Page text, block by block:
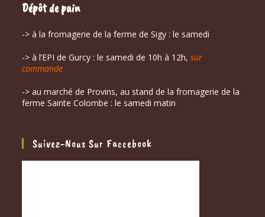
Dépôt de pain
-> à la fromagerie de la ferme de Sigy : le samedi
-> à l’EPI de Gurcy : le samedi de 10h à 12h,sur
commande
-> au marché de Provins, au stand de la fromagerie de la
ferme Sainte Colombe : le samedi matin
Suivez-Nous Sur Faccebook